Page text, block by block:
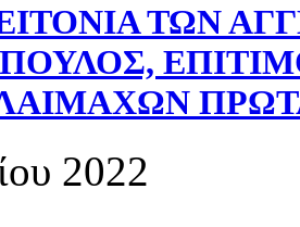
ΤΩΝ
2022